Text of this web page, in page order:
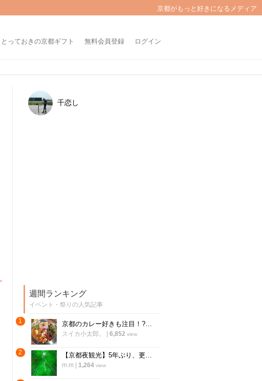
京都がもっと好きになるメディア
とっておきの京都ギフト 無料会員登録 ログイン
千恋し
週間ランキング
イベント・祭りの人気記事
1 京都のカレー好きも注目！?大丸京都店裏の個性派スパイスカレー店「シチサンカレー」
スイカ小太郎。 6,852 view
2 【京都夜観光】5年ぶり、更に進化を遂げて復活 幻想的な癒しのライトアップ「東山観月路」
m.m 1,264 view